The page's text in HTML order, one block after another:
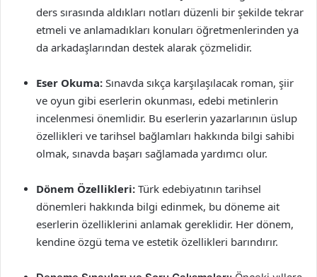
ders sırasında aldıkları notları düzenli bir şekilde tekrar
etmeli ve anlamadıkları konuları öğretmenlerinden ya
da arkadaşlarından destek alarak çözmelidir.
Eser Okuma: Sınavda sıkça karşılaşılacak roman, şiir
ve oyun gibi eserlerin okunması, edebi metinlerin
incelenmesi önemlidir. Bu eserlerin yazarlarının üslup
özellikleri ve tarihsel bağlamları hakkında bilgi sahibi
olmak, sınavda başarı sağlamada yardımcı olur.
Dönem Özellikleri: Türk edebiyatının tarihsel
dönemleri hakkında bilgi edinmek, bu döneme ait
eserlerin özelliklerini anlamak gereklidir. Her dönem,
kendine özgü tema ve estetik özellikleri barındırır.